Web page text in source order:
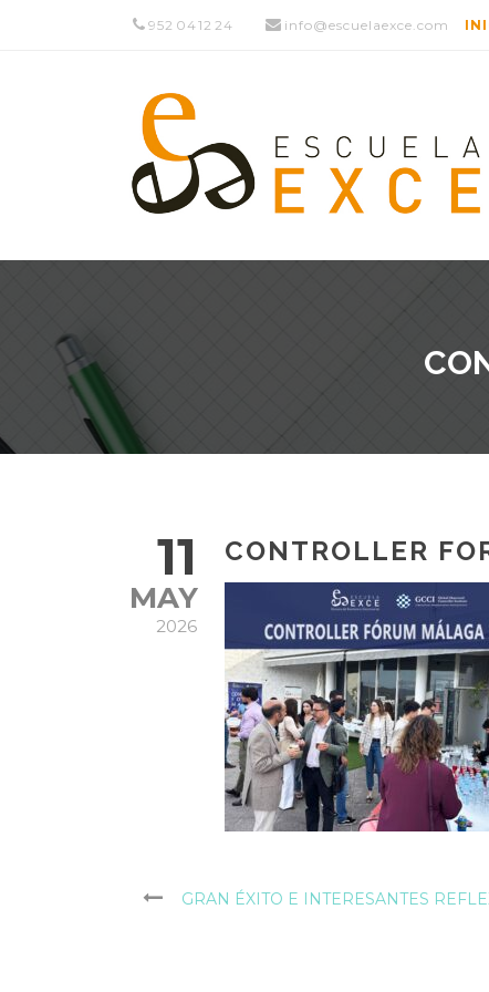
952 04 12 24 info@escuelaexce.com
11
MAY
2026
CONTROLLER
GRAN ÉXITO E INTERESANTES